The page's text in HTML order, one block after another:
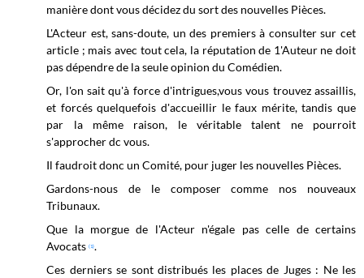
manière dont vous décidez du sort des nouvelles Pièces.
L'Acteur est, sans-doute, un des premiers à consulter sur cet
article ; mais avec tout cela, la réputation de 1'Auteur ne doit
pas dépendre de la seule opinion du Comédien.
Or, l'on sait qu'à force d'intrigues,vous vous trouvez assaillis,
et forcés quelquefois d'accueillir le faux mérite, tandis que
par la même raison, le véritable talent ne pourroit
s'approcher dc vous.
Il faudroit donc un Comité, pour juger les nouvelles Pièces.
Gardons-nous de le composer comme nos nouveaux
Tribunaux.
Que la morgue de l'Acteur n'égale pas celle de certains
Avocats(1).
Ces derniers se sont distribués les places de Juges : Ne les